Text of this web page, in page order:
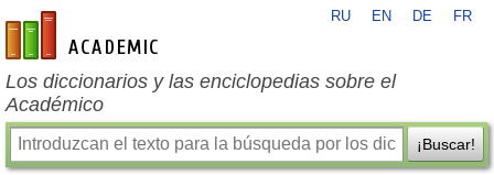
es-academic.com
RU EN DE FR
Los diccionarios y las enciclopedias sobre el
Académico
¡Buscar!